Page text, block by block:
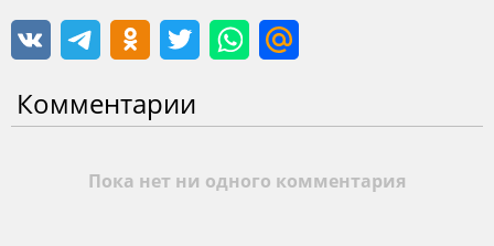
Комментарии
Пока нет ни одного комментария